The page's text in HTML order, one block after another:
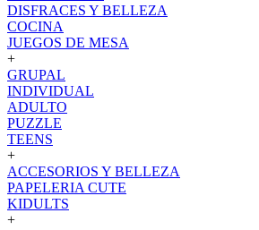
DISFRACES Y BELLEZA
COCINA
JUEGOS DE MESA
+
GRUPAL
INDIVIDUAL
ADULTO
PUZZLE
TEENS
+
ACCESORIOS Y BELLEZA
PAPELERIA CUTE
KIDULTS
+